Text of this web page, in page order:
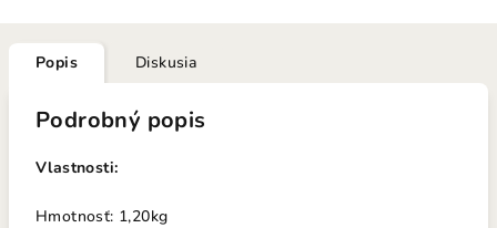
Popis Diskusia
Podrobný popis
Vlastnosti:
Hmotnosť: 1,20kg